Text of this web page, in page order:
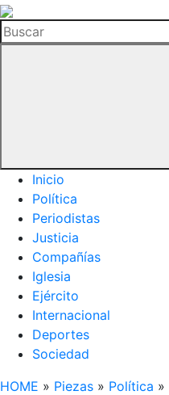
La
Hemeroteca
del
Buscar
Inicio
Política
Periodistas
Justicia
Compañías
Iglesia
Ejército
Internacional
Deportes
Sociedad
HOME » Piezas » Política »